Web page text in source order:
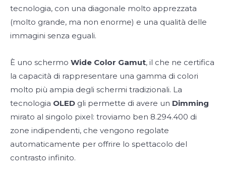
tecnologia, con una diagonale molto apprezzata
(molto grande, ma non enorme) e una qualità delle
immagini senza eguali.
È uno schermo Wide Color Gamut, il che ne certifica
la capacità di rappresentare una gamma di colori
molto più ampia degli schermi tradizionali. La
tecnologia OLED gli permette di avere un Dimming
mirato al singolo pixel: troviamo ben 8.294.400 di
zone indipendenti, che vengono regolate
automaticamente per offrire lo spettacolo del
contrasto infinito.